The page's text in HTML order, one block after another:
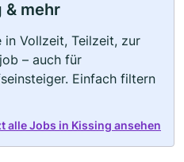
& mehr
Vollzeit, Teilzeit, zur
– auch für
Einfach filtern
alle Jobs in Kissing ansehen